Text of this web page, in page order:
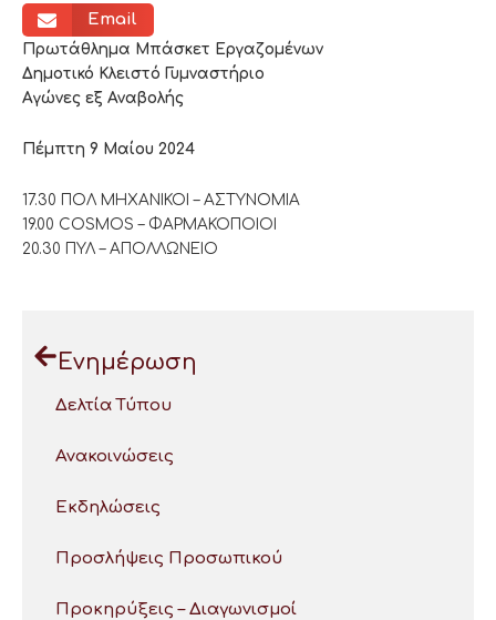
Email
Πρωτάθλημα Μπάσκετ Εργαζομένων
Δημοτικό Κλειστό Γυμναστήριο
Αγώνες εξ Αναβολής
Πέμπτη 9 Μαίου 2024
17.30 ΠΟΛ ΜΗΧΑΝΙΚΟΙ – ΑΣΤΥΝΟΜΙΑ
19.00 COSMOS – ΦΑΡΜΑΚΟΠΟΙΟΙ
20.30 ΠΥΛ – ΑΠΟΛΛΩΝΕΙΟ
Ενημέρωση
Δελτία Τύπου
Ανακοινώσεις
Εκδηλώσεις
Προσλήψεις Προσωπικού
Προκηρύξεις – Διαγωνισμοί